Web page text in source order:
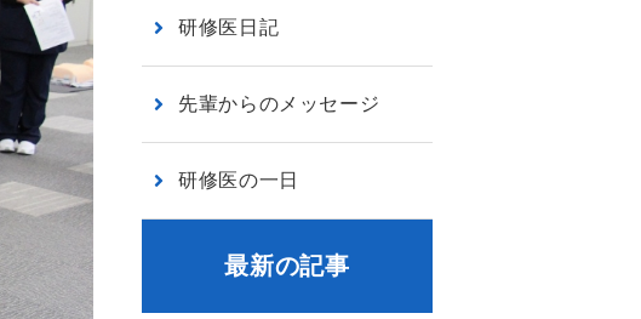
研修医日記
先輩からのメッセージ
研修医の一日
最新の記事